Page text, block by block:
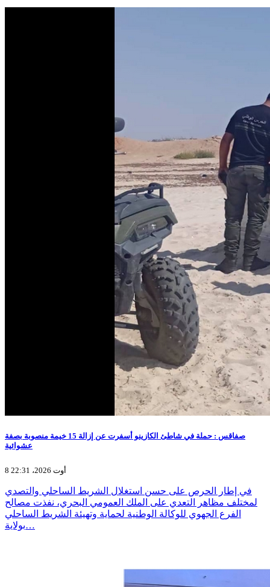
صفاقس : حملة في شاطئ الكازينو أسفرت عن إزالة 15 خيمة منصوبة بصفة
عشوائية
8 أوت 2026، 22:31
في إطار الحرص على حسن استغلال الشريط الساحلي والتصدي
لمختلف مظاهر التعدي على الملك العمومي البحري، نفذت مصالح
الفرع الجهوي للوكالة الوطنية لحماية وتهيئة الشريط الساحلي
بولاية…